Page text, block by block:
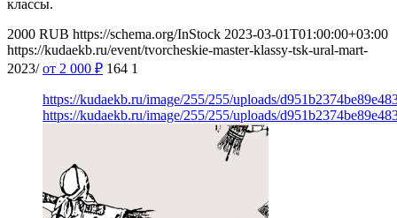
классы.
2000 RUB https://schema.org/InStock 2023-03-01T01:00:00+03:00
https://kudaekb.ru/event/tvorcheskie-master-klassy-tsk-ural-mart-
2023/ от 2 000 ₽ 164 1
https://kudaekb.ru/image/255/255/uploads/
https://kudaekb.ru/image/255/255/uploads/